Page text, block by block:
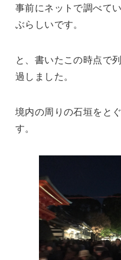
事前にネットで調べて
ぶらしいです。
と、書いたこの時点で
過しました。
境内の周りの石垣をと
す。